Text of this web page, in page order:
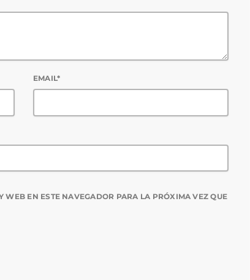
EMAIL*
WEB EN ESTE NAVEGADOR PARA LA PRÓXIMA VEZ QUE